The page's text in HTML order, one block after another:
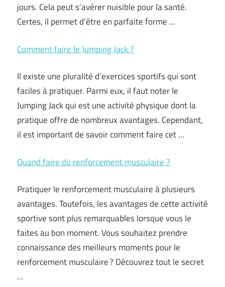
jours. Cela peut s’avérer nuisible pour la santé.
Certes, il permet d’être en parfaite forme …
Comment faire le Jumping Jack ?
Il existe une pluralité d’exercices sportifs qui sont
faciles à pratiquer. Parmi eux, il faut noter le
Jumping Jack qui est une activité physique dont la
pratique offre de nombreux avantages. Cependant,
il est important de savoir comment faire cet …
Quand faire du renforcement musculaire ?
Pratiquer le renforcement musculaire à plusieurs
avantages. Toutefois, les avantages de cette activité
sportive sont plus remarquables lorsque vous le
faites au bon moment. Vous souhaitez prendre
connaissance des meilleurs moments pour le
renforcement musculaire ? Découvrez tout le secret
…